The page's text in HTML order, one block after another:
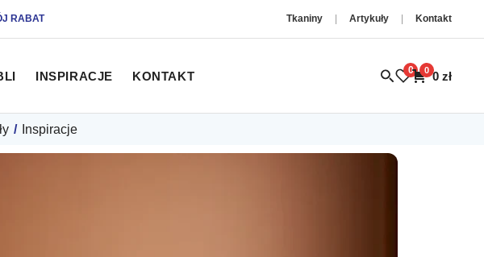
RABAT Tkaniny Artykuły Kontakt
INSPIRACJE KONTAKT 0 0 0 zł
/ Inspiracje